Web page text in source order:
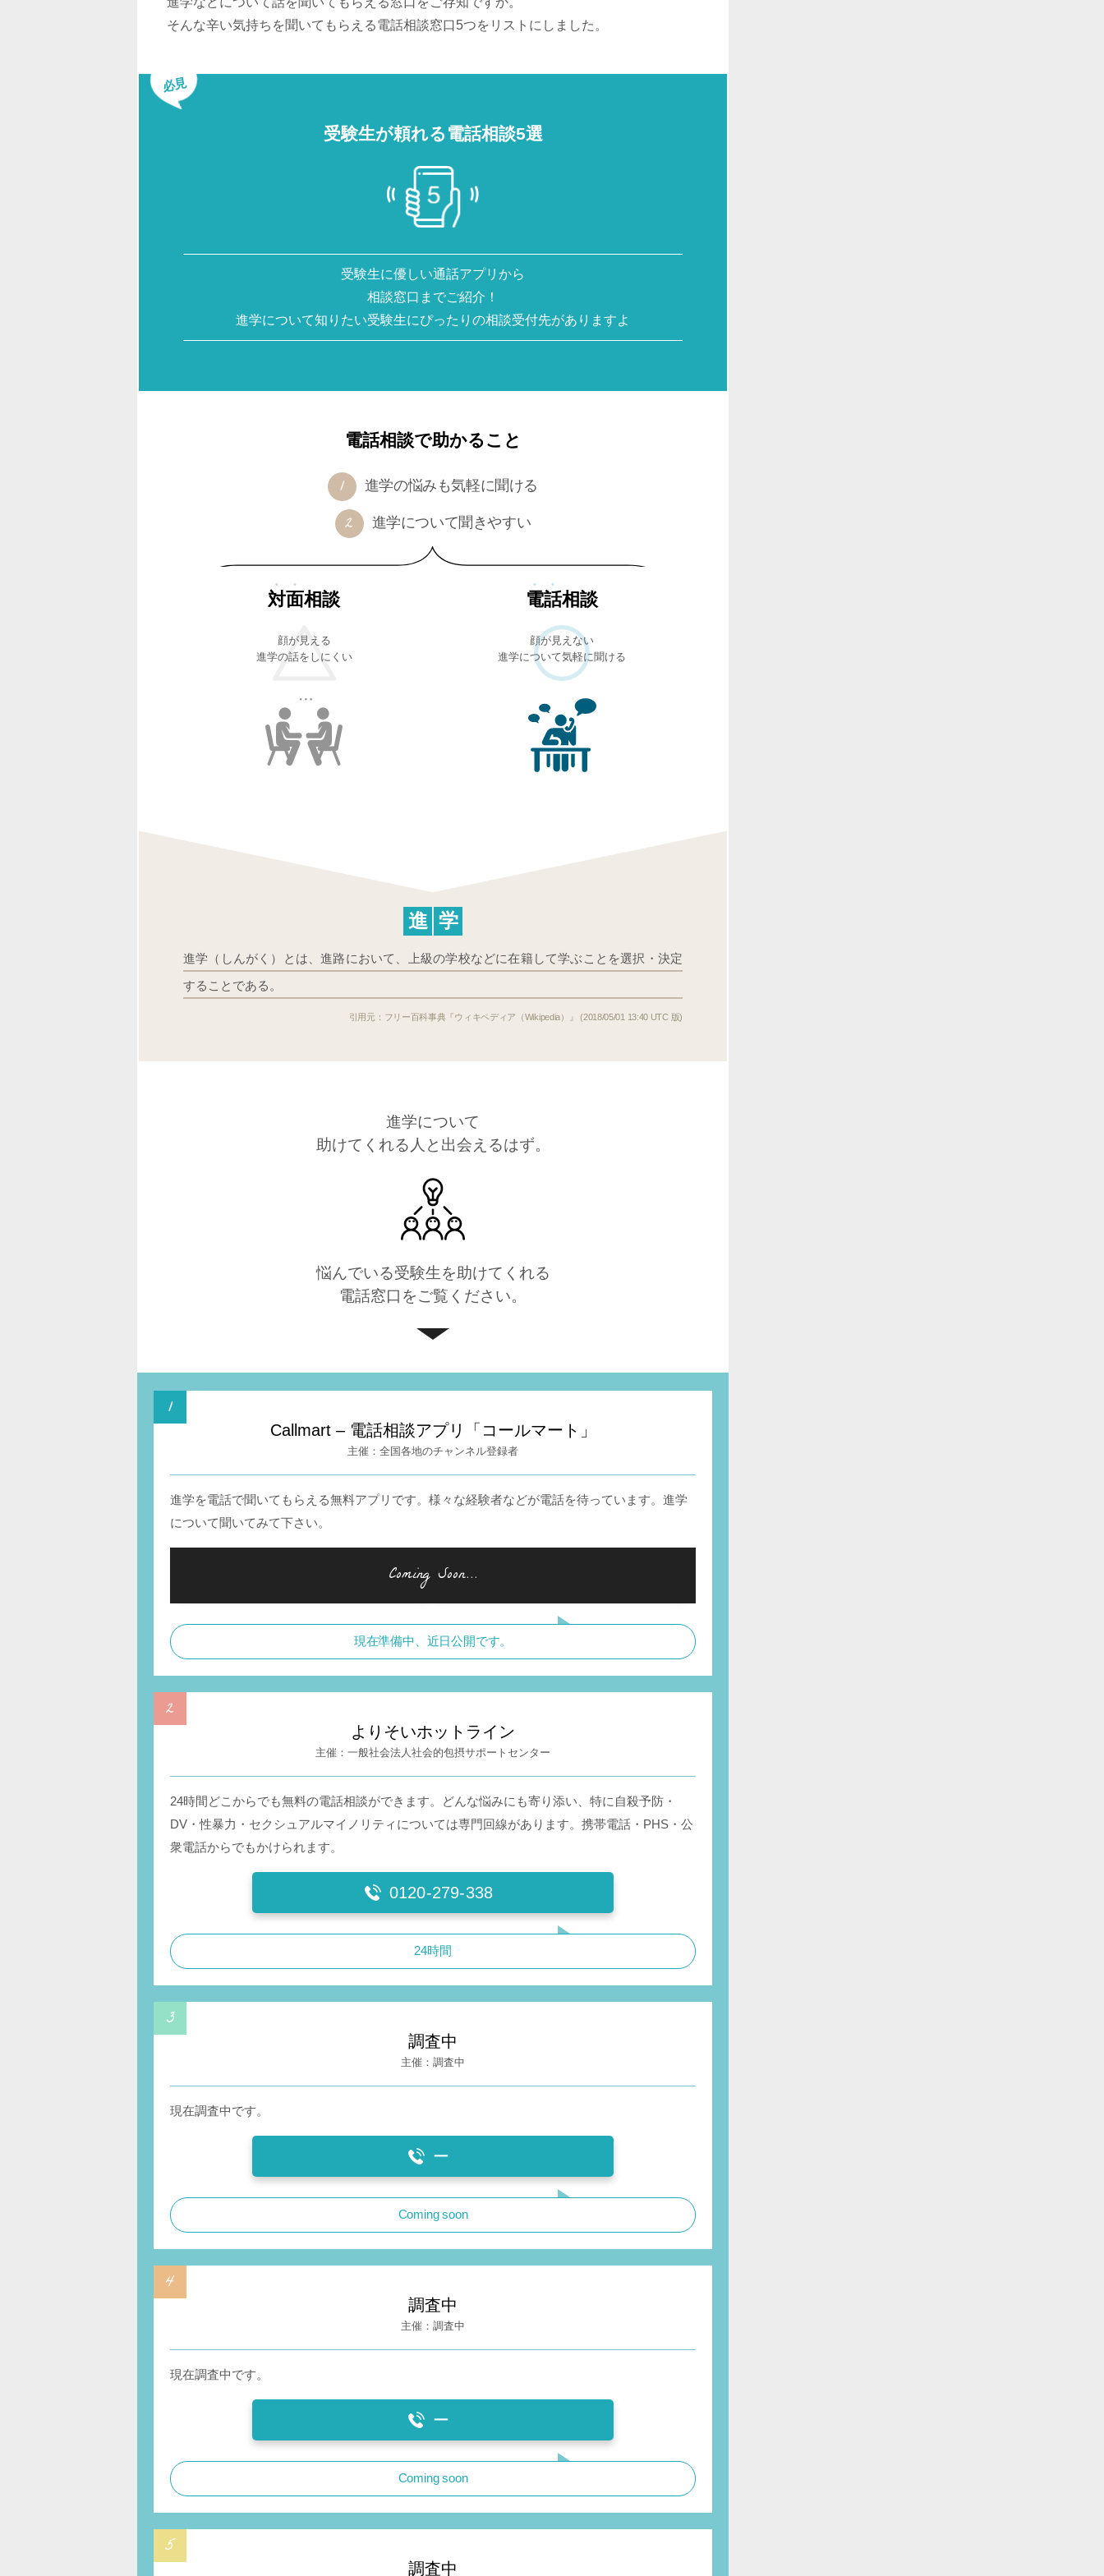
そんな辛い気持ちを聞いてもらえる電話相談窓口5つをリストにしました。
必見
受験生が頼れる電話相談5選
受験生に優しい通話アプリから
相談窓口までご紹介！
進学について知りたい受験生にぴったりの相談受付先がありますよ
電話相談で助かること
進学の悩みも気軽に聞ける
進学について聞きやすい
対面相談
顔が見える
進学の話をしにくい
電話相談
顔が見えない
進学について気軽に聞ける
進 学
進学（しんがく）とは、進路において、上級の学校などに在籍して学ぶことを選択・決定
することである。
フリー百科事典『ウィキペディア（Wikipedia）』 (2018/05/01 13:40 UTC 版)
進学について
助けてくれる人と出会えるはず。
悩んでいる受験生を助けてくれる
電話窓口をご覧ください。
Callmart – 電話相談アプリ「コールマート」
全国各地のチャンネル登録者
進学を電話で聞いてもらえる無料アプリです。様々な経験者などが電話を待っています。進学
について聞いてみて下さい。
現在準備中、近日公開です。
よりそいホットライン
一般社会法人社会的包摂サポートセンター
24時間どこからでも無料の電話相談ができます。どんな悩みにも寄り添い、特に自殺予防・
DV・性暴力・セクシュアルマイノリティについては専門回線があります。携帯電話・PHS・公
衆電話からでもかけられます。
0120-279-338
24時間
調査中
調査中
現在調査中です。
ー
Coming soon
調査中
調査中
現在調査中です。
ー
Coming soon
調査中